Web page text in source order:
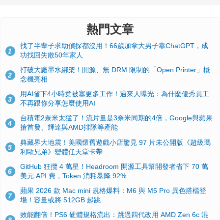
熱門文章
1
找了半輩子求助偵探都沒用！66歲加拿大男子靠ChatGPT，成
功找回失散50年家人
2
打破大廠墨水綁架！開源、無 DRM 限制的「Open Printer」概
念機亮相
3
用AI省下4小時竟被塞更多工作！過來人曝光：為什麼優秀員工
不再跟你分享怎麼使用AI
4
台積電2奈米太猛了！流片量是3奈米同期的4倍，Google與蘋果
搶首發、輝達與AMD排隊等產能
5
典藏界大地震！美國懷舊遊戲小店驚見 97 片未公開版《超級瑪
利歐兄弟》變體任天堂卡帶
6
GitHub 狂攬 4 萬星！Headroom 開源工具幫開發者省下 70 萬
美元 API 費，Token 消耗暴降 92%
7
蘋果 2026 款 Mac mini 規格爆料：M6 與 M5 Pro 異色搭檔登
場！容量或將 512GB 起跳
效能翻倍！PS6 硬體規格流出：跳過四代改用 AMD Zen 6c 混